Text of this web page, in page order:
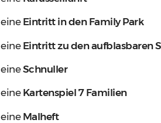
eine Eintritt in den Family Park
eine Eintritt zu den aufblasbaren
eineSchnuller
eine Kartenspiel 7 Familien
eine Malheft